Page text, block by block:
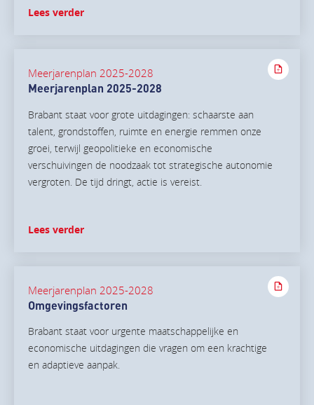
Lees verder
Meerjarenplan 2025-2028
Meerjarenplan 2025-2028
Brabant staat voor grote uitdagingen: schaarste aan
talent, grondstoffen, ruimte en energie remmen onze
groei, terwijl geopolitieke en economische
verschuivingen de noodzaak tot strategische autonomie
vergroten. De tijd dringt, actie is vereist.
Lees verder
Meerjarenplan 2025-2028
Omgevingsfactoren
Brabant staat voor urgente maatschappelijke en
economische uitdagingen die vragen om een krachtige
en adaptieve aanpak.